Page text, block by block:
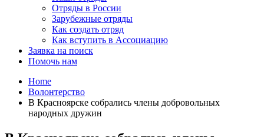
Отряды в России
Зарубежные отряды
Как создать отряд
Как вступить в Ассоциацию
Заявка на поиск
Помочь нам
Home
Волонтерство
В Красноярске собрались члены добровольных
народных дружин